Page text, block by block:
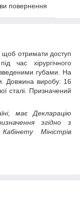
повернення
щоб отримати доступ
час хірургічного
губами. На
Довжина виробу: 16
сталі. Призначений
має Декларацію
згідно з
Міністрів